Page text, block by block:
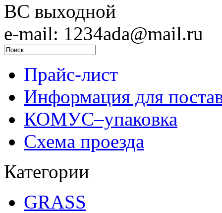
ВС выходной
e-mail: 1234ada@mail.ru
Прайс-лист
Информация для
КОМУС–упаковка
Схема проезда
Категории
GRASS